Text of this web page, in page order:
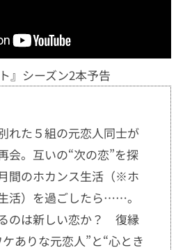
／Xとの思い出を上書き
を望んでいるマサヤ
の思い出が、別の女性と
変わるとき
／過去の恋を清算し、新
Xはももと判明
』シーズン2本予告
れた５組の元恋人同士が
会。互いの“次の恋”を探
間のホカンス生活（※ホ
活）を過ごしたら……。
のは新しい恋か？ 復縁
ありな元恋人”と“心とき